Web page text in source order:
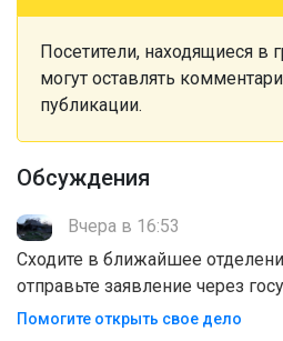
Посетители, находящиеся в
могут оставлять
публикации.
Обсуждения
Вчера в 16:53
Сходите в ближайшее
отправьте заявление через
Помогите открыть свое дело